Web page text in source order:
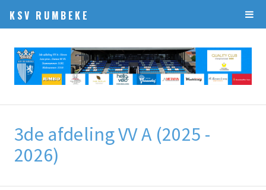
KSV RUMBEKE
3de afdeling VV A (2025 -
2026)